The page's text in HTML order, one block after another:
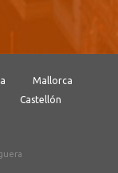
Mallorca
Castellón